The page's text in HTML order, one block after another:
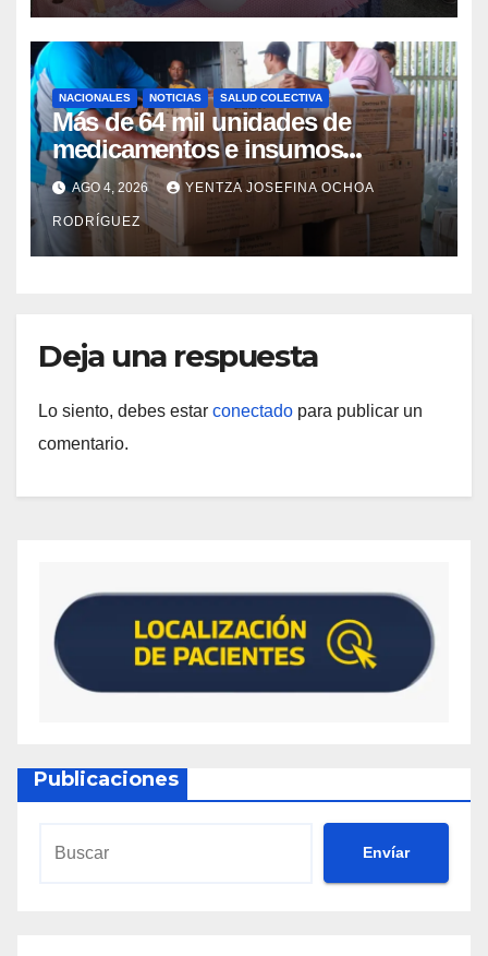
NACIONALES NOTICIAS SALUD COLECTIVA
Más de 64 mil unidades de
medicamentos e insumos
fortalecen la red hospitalaria de
Cojedes
AGO 4, 2026 YENTZA JOSEFINA OCHOA
RODRÍGUEZ
Deja una respuesta
Lo siento, debes estar conectado para publicar un
comentario.
Publicaciones
Envíar